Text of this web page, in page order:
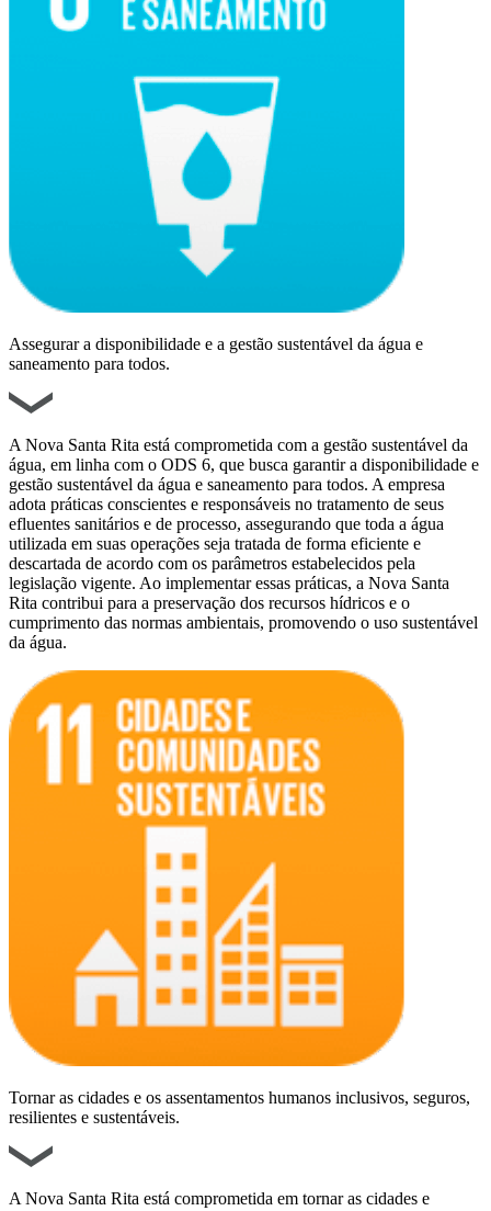
Assegurar a disponibilidade e a gestão sustentável da água e
saneamento para todos.
A Nova Santa Rita está comprometida com a gestão sustentável da
água, em linha com o ODS 6, que busca garantir a disponibilidade e
gestão sustentável da água e saneamento para todos. A empresa
adota práticas conscientes e responsáveis no tratamento de seus
efluentes sanitários e de processo, assegurando que toda a água
utilizada em suas operações seja tratada de forma eficiente e
descartada de acordo com os parâmetros estabelecidos pela
legislação vigente. Ao implementar essas práticas, a Nova Santa
Rita contribui para a preservação dos recursos hídricos e o
cumprimento das normas ambientais, promovendo o uso sustentável
da água.
Tornar as cidades e os assentamentos humanos inclusivos, seguros,
resilientes e sustentáveis.
A Nova Santa Rita está comprometida em tornar as cidades e